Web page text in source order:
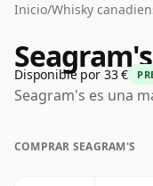
Inicio/Whisky
Disponible por 33 €
Seagram's es una
COMPRAR SEAGRAM'S